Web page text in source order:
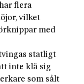
flera
vilket
med
statligt
inte klä sig
som sålt